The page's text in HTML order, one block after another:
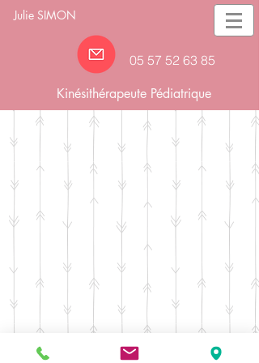
Julie SIMON
05 57 52 63 85
Kinésithérapeute Pédiatrique
Julie SIMON